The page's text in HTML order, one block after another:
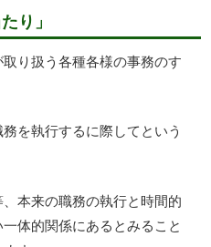
り」
り扱う各種各様の事務のす
を執行するに際してという
本来の職務の執行と時間的
体的関係にあるとみること